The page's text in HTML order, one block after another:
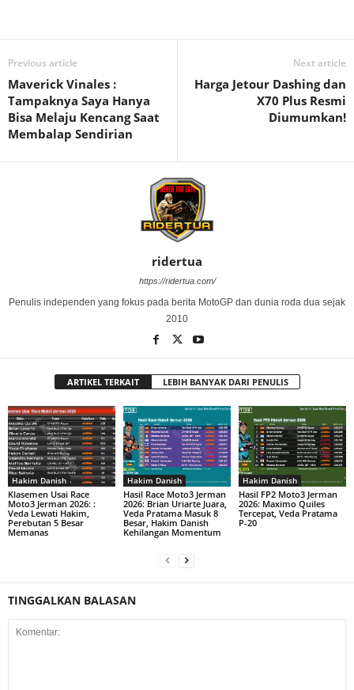
Previous article
Maverick Vinales :
Tampaknya Saya Hanya
Bisa Melaju Kencang Saat
Membalap Sendirian
Next article
Harga Jetour Dashing dan
X70 Plus Resmi
Diumumkan!
ridertua
https://ridertua.com/
Penulis independen yang fokus pada berita MotoGP dan dunia roda dua sejak
2010
ARTIKEL TERKAIT LEBIH BANYAK DARI PENULIS
Hakim Danish
Klasemen Usai Race
Moto3 Jerman 2026: :
Veda Lewati Hakim,
Perebutan 5 Besar
Memanas
Hakim Danish
Hasil Race Moto3 Jerman
2026: Brian Uriarte Juara,
Veda Pratama Masuk 8
Besar, Hakim Danish
Kehilangan Momentum
Hakim Danish
Hasil FP2 Moto3 Jerman
2026: Maximo Quiles
Tercepat, Veda Pratama
P-20
TINGGALKAN BALASAN